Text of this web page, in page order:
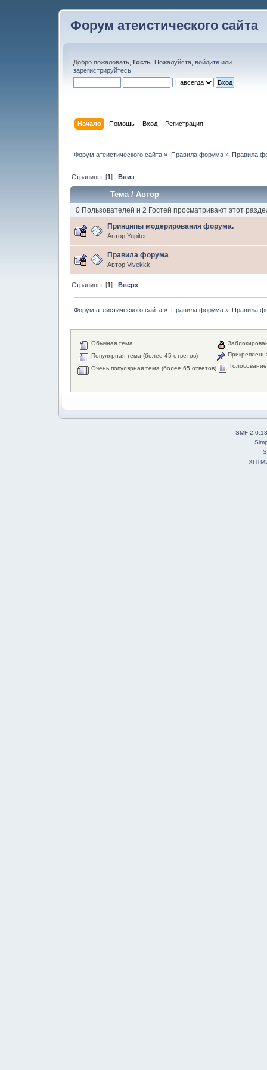
Форум атеистического сайта
Добро пожаловать, Гость . Пожалуйста, войдите или
зарегистрируйтесь
Начало Помощь Вход Регистрация
Форум атеистического сайта » Правила форума» Правила
Страницы: [1]Вниз
Тема/Автор
0 Пользователей и 2 Гостей просматривают этот
Принципы модерирования форума.
Автор Yupiter
Правила форума
Автор Vivekkk
Страницы: [1]Вверх
Форум атеистического сайта » Правила форума» Правила
Обычная тема
Популярная тема (более 45 ответов)
Очень популярная тема (более 65 ответов)
Голосование
SMF 2.0.13